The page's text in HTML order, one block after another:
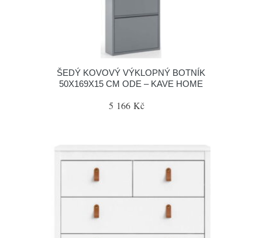
ŠEDÝ KOVOVÝ VÝKLOPNÝ BOTNÍK
50X169X15 CM ODE – KAVE HOME
5 166 Kč